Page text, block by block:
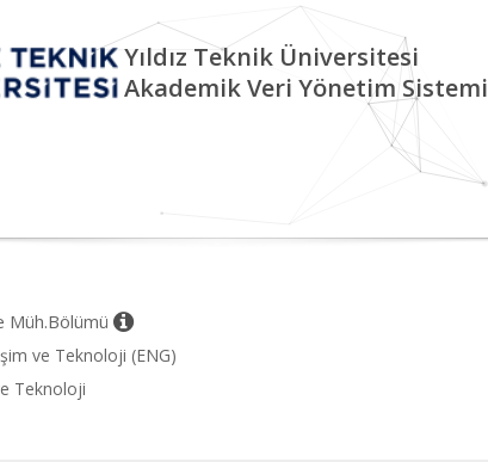
Yıldız Teknik Üniversitesi
Akademik Veri Yönetim Sistemi
Müh.Bölümü
ve Teknoloji (ENG)
Teknoloji